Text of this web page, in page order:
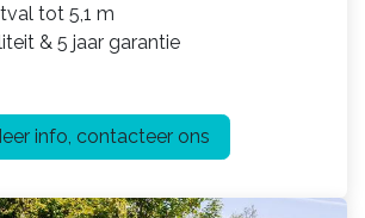
tot 5,1 m
& 5 jaar garantie
info, contacteer ons